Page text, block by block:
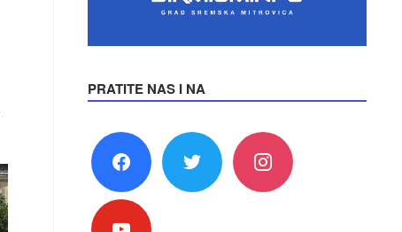
PRATITE NAS I NA
facebook twitter instagram
youtube